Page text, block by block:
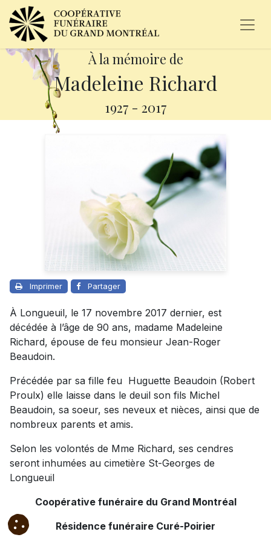
À la mémoire de
Madeleine Richard
1927 - 2017
Imprimer Partager
À Longueuil, le 17 novembre 2017 dernier, est
décédée à l’âge de 90 ans, madame Madeleine
Richard, épouse de feu monsieur Jean-Roger
Beaudoin.
Précédée par sa fille feu Huguette Beaudoin (Robert
Proulx) elle laisse dans le deuil son fils Michel
Beaudoin, sa soeur, ses neveux et nièces, ainsi que de
nombreux parents et amis.
Selon les volontés de Mme Richard, ses cendres
seront inhumées au cimetière St-Georges de
Longueuil
Coopérative funéraire du Grand Montréal
Résidence funéraire Curé-Poirier